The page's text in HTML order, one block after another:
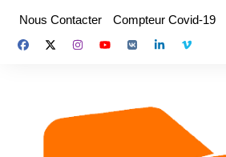
contenu
Nous Contacter Compteur Covid-19